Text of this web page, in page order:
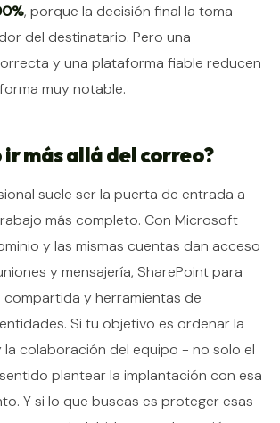
, porque la decisión final la toma
del destinatario. Pero una
y una plataforma fiable reducen
muy notable.
ir más allá del correo?
suele ser la puerta de entrada a
más completo. Con Microsoft
y las mismas cuentas dan acceso
y mensajería, SharePoint para
y herramientas de
Si tu objetivo es ordenar la
colaboración del equipo - no solo el
plantear la implantación con esa
Y si lo que buscas es proteger esas